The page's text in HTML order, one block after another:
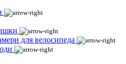
для велосипеда